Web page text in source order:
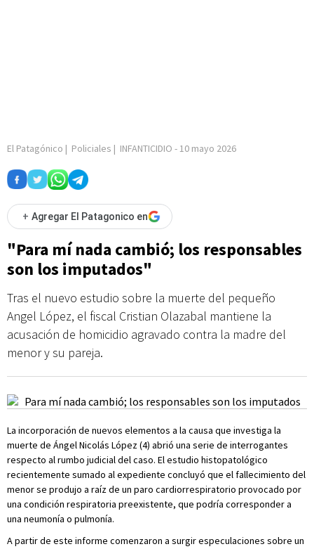
El Patagónico | Policiales | INFANTICIDIO - 10 mayo 2026
+ Agregar El Patagonico en
"Para mí nada cambió; los responsables
son los imputados"
Tras el nuevo estudio sobre la muerte del pequeño
Angel López, el fiscal Cristian Olazabal mantiene la
acusación de homicidio agravado contra la madre del
menor y su pareja.
La incorporación de nuevos elementos a la causa que investiga la
muerte de Ángel Nicolás López (4) abrió una serie de interrogantes
respecto al rumbo judicial del caso. El estudio histopatológico
recientemente sumado al expediente concluyó que el fallecimiento del
menor se produjo a raíz de un paro cardiorrespiratorio provocado por
una condición respiratoria preexistente, que podría corresponder a
una neumonía o pulmonía.
A partir de este informe comenzaron a surgir especulaciones sobre un